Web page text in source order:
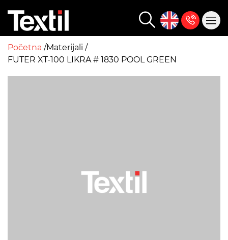
Početna Materijali
FUTER XT-100 LIKRA # 1830 POOL GREEN